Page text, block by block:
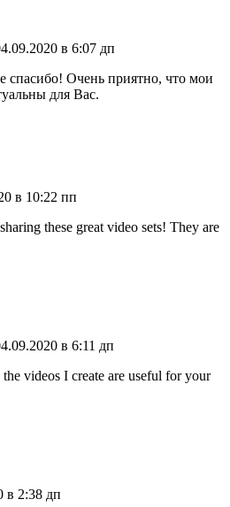
в 6:07 дп
спасибо! Очень приятно, что мои
для Вас.
в 10:22 пп
these great video sets! They are
в 6:11 дп
videos I create are useful for your
в 2:38 дп